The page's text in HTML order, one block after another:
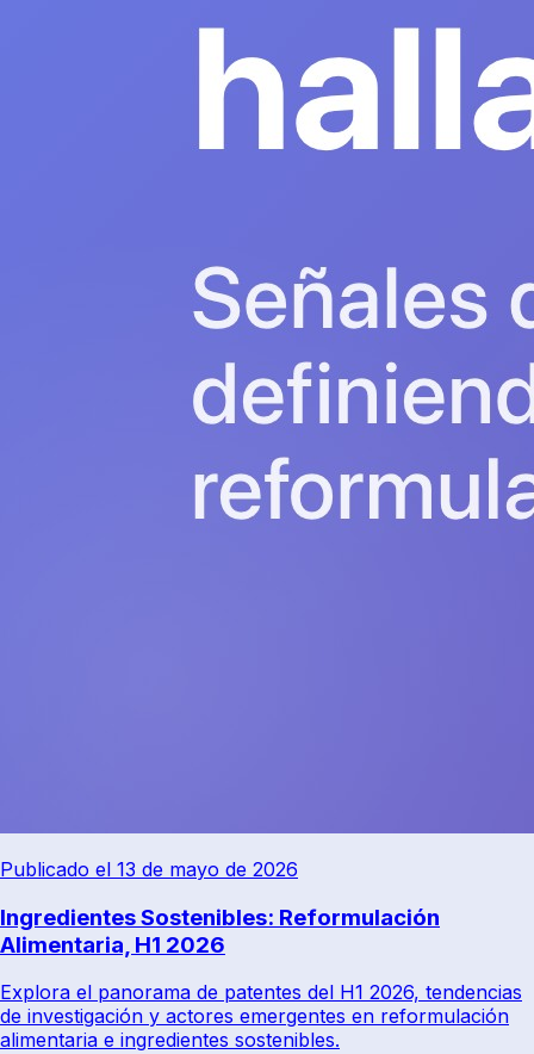
Publicado el 13 de mayo de 2026
Ingredientes Sostenibles: Reformulación
Alimentaria, H1 2026
Explora el panorama de patentes del H1 2026, tendencias
de investigación y actores emergentes en reformulación
alimentaria e ingredientes sostenibles.